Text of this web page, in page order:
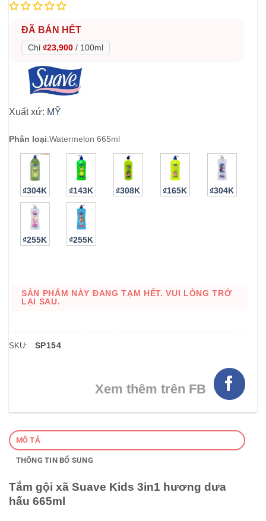
ĐÃ BÁN HẾT
Chỉ ₫23,900 / 100ml
Xuất xứ: MỸ
Phân loại:Watermelon 665ml
₫304K ₫143K ₫308K ₫165K ₫304K
₫255K ₫255K
SẢN PHẨM NÀY ĐANG TẠM HẾT. VUI LÒNG TRỞ
LẠI SAU.
SKU: SP154
Xem thêm trên FB
MÔ TẢ
THÔNG TIN BỔ SUNG
Tắm gội xã Suave Kids 3in1 hương dưa
hấu 665ml